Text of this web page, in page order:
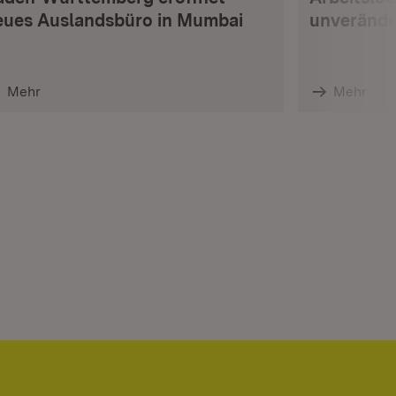
Auslandsbüro in Mumbai
Mehr Mehr